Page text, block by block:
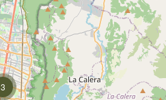
3